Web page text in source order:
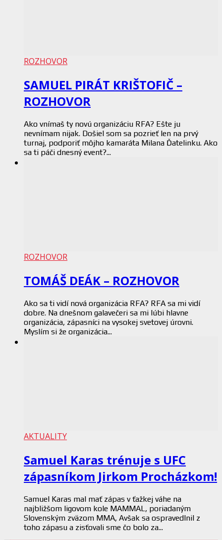
ROZHOVOR
SAMUEL PIRÁT KRIŠTOFIČ –
ROZHOVOR
Ako vnímaš ty novú organizáciu RFA? Ešte ju
nevnímam nijak. Došiel som sa pozrieť len na prvý
turnaj, podporiť môjho kamaráta Milana Ďatelinku. Ako
sa ti páči dnesný event?...
ROZHOVOR
TOMÁŠ DEÁK – ROZHOVOR
Ako sa ti vidí nová organizácia RFA? RFA sa mi vidí
dobre. Na dnešnom galavečeri sa mi lúbi hlavne
organizácia, zápasníci na vysokej svetovej úrovni.
Myslím si že organizácia...
AKTUALITY
Samuel Karas trénuje s UFC
zápasníkom Jirkom Procházkom!
Samuel Karas mal mať zápas v ťažkej váhe na
najbližšom ligovom kole MAMMAL, poriadaným
Slovenským zväzom MMA, Avšak sa ospravedlnil z
toho zápasu a zisťovali sme čo bolo za...